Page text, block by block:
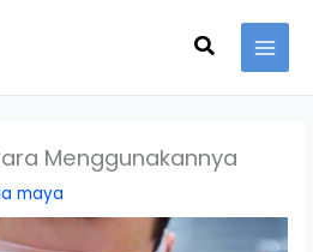
Search
Menggunakannya
maya